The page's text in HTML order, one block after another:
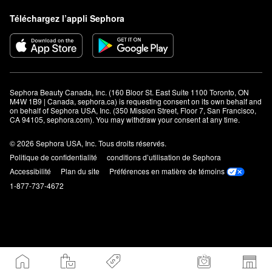
Téléchargez l’appli Sephora
Sephora Beauty Canada, Inc. (160 Bloor St. East Suite 1100 Toronto, ON
M4W 1B9 | Canada, sephora.ca) is requesting consent on its own behalf and
on behalf of Sephora USA, Inc. (350 Mission Street, Floor 7, San Francisco,
CA 94105, sephora.com). You may withdraw your consent at any time.
© 2026 Sephora USA, Inc. Tous droits réservés.
Politique de confidentialité
conditions d’utilisation de Sephora
Accessibilité
Plan du site
Préférences en matière de témoins
1-877-737-4672